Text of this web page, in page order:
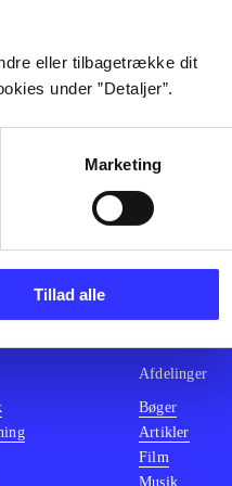
eller tilbagetrække dit
under ”Detaljer”.
Marketing
Tillad alle
Afdelinger
Bøger
Artikler
Film
Musik